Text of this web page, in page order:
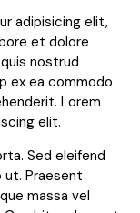
adipisicing elit,
et dolore
nostrud
ex ea commodo
Lorem
elit.
Sed eleifend
Praesent
massa vel